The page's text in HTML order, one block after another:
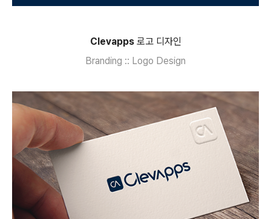
Clevapps로고 디자인
Branding :: Logo Design